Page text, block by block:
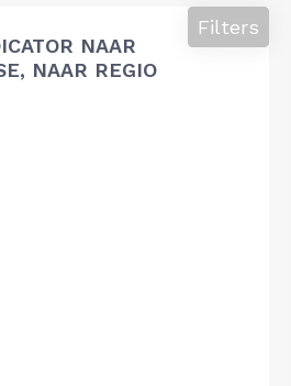
NAAR
NAAR REGIO
Filters